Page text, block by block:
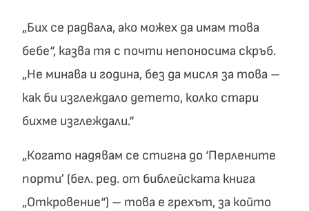
„Бих се радвала, ако можех да имам това
бебе“, казва тя с почти непоносима скръб.
„Не минава и година, без да мисля за това –
как би изглеждало детето, колко стари
бихме изглеждали.“
„Когато надявам се стигна до ‘Перлените
порти’ (бел. ред. от библейската книга
„Откровение“) – това е грехът, за който